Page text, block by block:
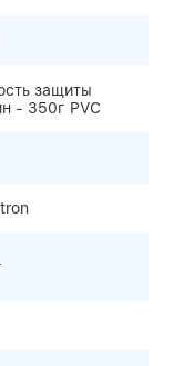
защиты
- 350г PVC